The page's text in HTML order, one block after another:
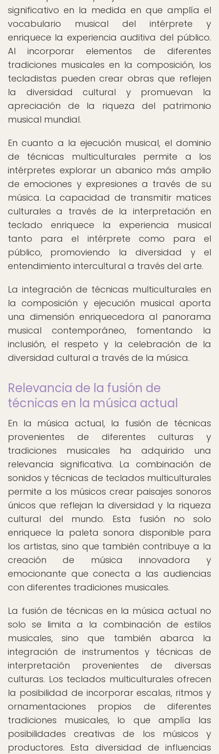
significativo en la medida en que amplía el
vocabulario musical del intérprete y
enriquece la experiencia auditiva del público.
Al incorporar elementos de diferentes
tradiciones musicales en la composición, los
tecladistas pueden crear obras que reflejen
la diversidad cultural y promuevan la
apreciación de la riqueza del patrimonio
musical mundial.
En cuanto a la ejecución musical, el dominio
de técnicas multiculturales permite a los
intérpretes explorar un abanico más amplio
de emociones y expresiones a través de su
música. La capacidad de transmitir matices
culturales a través de la interpretación en
teclado enriquece la experiencia musical
tanto para el intérprete como para el
público, promoviendo la diversidad y el
entendimiento intercultural a través del arte.
La integración de técnicas multiculturales en
la composición y ejecución musical aporta
una dimensión enriquecedora al panorama
musical contemporáneo, fomentando la
inclusión, el respeto y la celebración de la
diversidad cultural a través de la música.
Relevancia de la fusión de
técnicas en la música actual
En la música actual, la fusión de técnicas
provenientes de diferentes culturas y
tradiciones musicales ha adquirido una
relevancia significativa. La combinación de
sonidos y técnicas de teclados multiculturales
permite a los músicos crear paisajes sonoros
únicos que reflejan la diversidad y la riqueza
cultural del mundo. Esta fusión no solo
enriquece la paleta sonora disponible para
los artistas, sino que también contribuye a la
creación de música innovadora y
emocionante que conecta a las audiencias
con diferentes tradiciones musicales.
La fusión de técnicas en la música actual no
solo se limita a la combinación de estilos
musicales, sino que también abarca la
integración de instrumentos y técnicas de
interpretación provenientes de diversas
culturas. Los teclados multiculturales ofrecen
la posibilidad de incorporar escalas, ritmos y
ornamentaciones propios de diferentes
tradiciones musicales, lo que amplía las
posibilidades creativas de los músicos y
productores. Esta diversidad de influencias